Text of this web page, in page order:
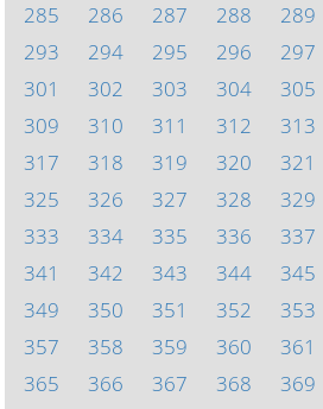
285
286 287 288 289
293
294 295 296 297
301
302 303 304 305
309
310 311 312 313
317
318 319 320 321
325
326 327 328 329
333
334 335 336 337
341
342 343 344 345
349
350 351 352 353
357
358 359 360 361
365
366 367 368 369